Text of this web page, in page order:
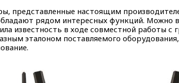
представленные настоящим
рядом интересных функций. Можно
известность в ходе совместной работы с
эталоном поставляемого